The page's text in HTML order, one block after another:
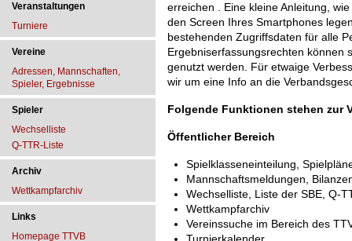
Veranstaltungen
Turniere
Vereine
Adressen, Mannschaften,
Spieler, Ergebnisse
Spieler
Wechselliste
Q-TTR-Liste
Archiv
Wettkampfarchiv
Links
Homepage TTVB
erreichen . Eine kleine Anleitung,
den Screen Ihres Smartphones
bestehenden Zugriffsdaten für alle
Ergebniserfassungsrechten können
genutzt werden. Für etwaige
wir um eine Info an die
Folgende Funktionen stehen zur
Öffentlicher Bereich
Spielklasseneinteilung,
Mannschaftsmeldungen,
Wechselliste, Liste der SBE, Q-
Wettkampfarchiv
Vereinssuche im Bereich des